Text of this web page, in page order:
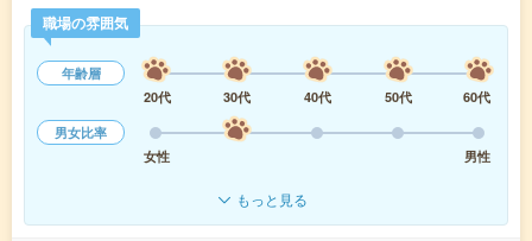
職場の雰囲気
年齢層
20代
30代 40代 50代
60代
男女比率
女性
男性
もっと見る